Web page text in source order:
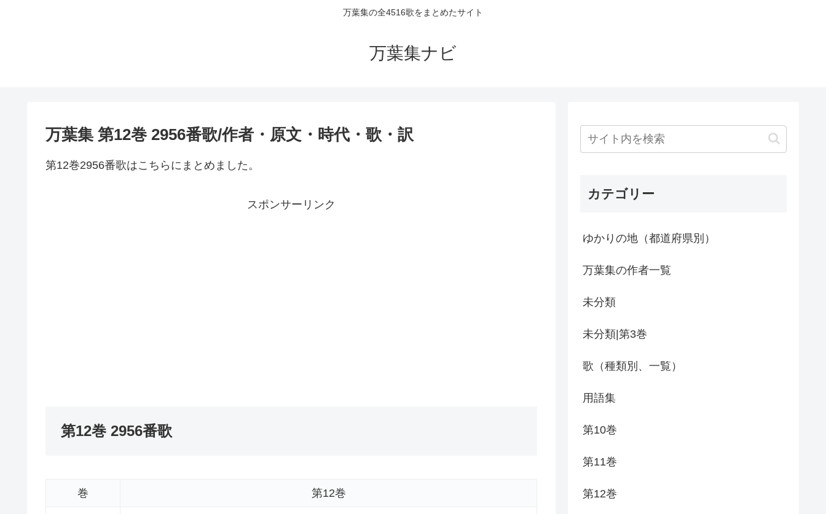
万葉集の全4516歌をまとめたサイト
万葉集ナビ
万葉集 第12巻 2956番歌/作者・原文・時代・歌・訳
第12巻2956番歌はこちらにまとめました。
スポンサーリンク
第12巻 2956番歌
巻 第12巻
カテゴリー
ゆかりの地（都道府県別）
万葉集の作者一覧
未分類
未分類|第3巻
歌（種類別、一覧）
用語集
第10巻
第11巻
第12巻